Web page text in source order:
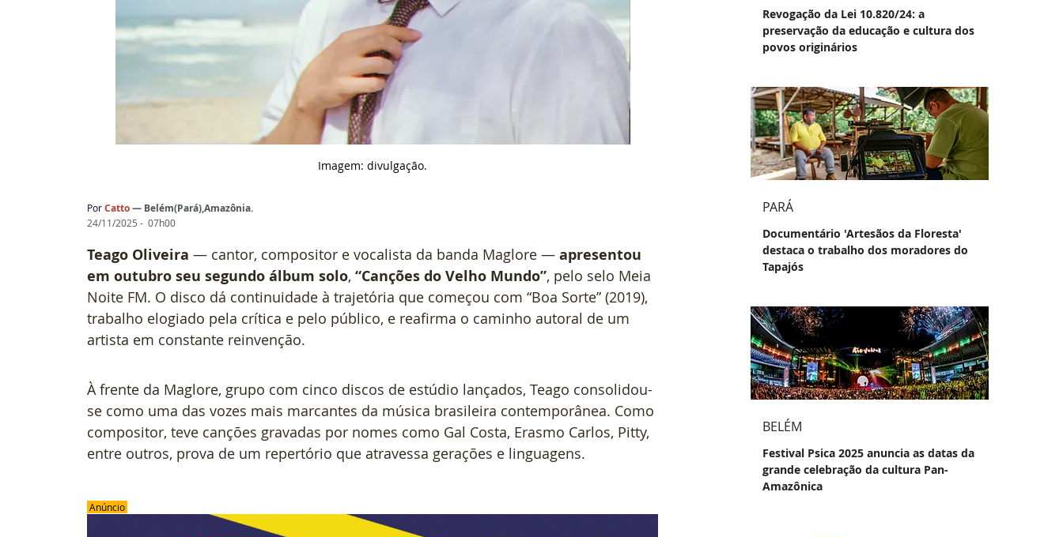
Imagem: divulgação.
PorCatto— Belém(Pará),Amazônia.
24/11/2025 -  07h00
Teago Oliveira — cantor, compositor e vocalista da banda Maglore — apresentou
em outubro seu segundo álbum solo, “Canções do Velho Mundo”, pelo selo Meia
Noite FM. O disco dá continuidade à trajetória que começou com “Boa Sorte” (2019),
trabalho elogiado pela crítica e pelo público, e reafirma o caminho autoral de um
artista em constante reinvenção.
À frente da Maglore, grupo com cinco discos de estúdio lançados, Teago consolidou-
se como uma das vozes mais marcantes da música brasileira contemporânea. Como
compositor, teve canções gravadas por nomes como Gal Costa, Erasmo Carlos, Pitty,
entre outros, prova de um repertório que atravessa gerações e linguagens.
Anúncio
Revogação da Lei 10.820/24: a
preservação da educação e cultura dos
povos originários
PARÁ
Documentário 'Artesãos da Floresta'
destaca o trabalho dos moradores do
Tapajós
BELÉM
Festival Psica 2025 anuncia as datas da
grande celebração da cultura Pan-
Amazônica